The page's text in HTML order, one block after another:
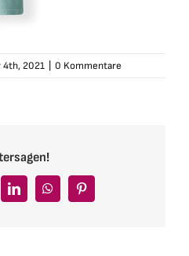
4th, 2021 0 Kommentare
LinkedInWhatsAppPinterest